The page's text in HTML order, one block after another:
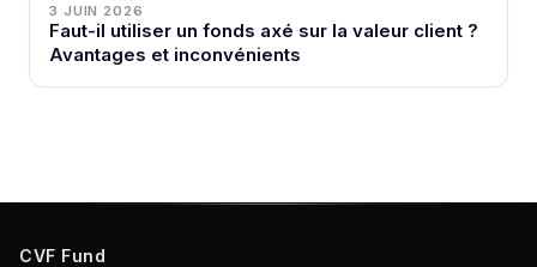
3 JUIN 2026
Faut-il utiliser un fonds axé sur la valeur client ?
Avantages et inconvénients
CVF Fund